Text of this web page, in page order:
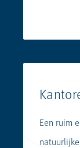
Een ruim